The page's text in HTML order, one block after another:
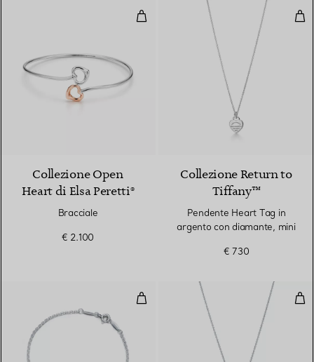
Bracciale
Collezione Open
Heart di Elsa Peretti®
Bracciale
€ 2.100
Collezione Return to
Tiffany™
Pendente Heart Tag in
argento con diamante, mini
€ 730
Bracciale Open Heart in argento,